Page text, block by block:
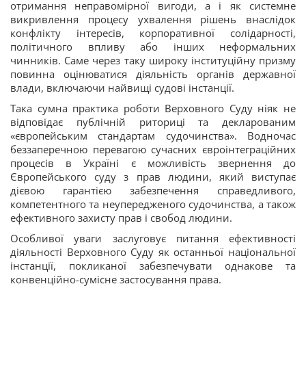
отримання неправомірної вигоди, а і як системне
викривлення процесу ухвалення рішень внаслідок
конфлікту інтересів, корпоративної солідарності,
політичного впливу або інших неформальних
чинників. Саме через таку широку інституційну призму
повинна оцінюватися діяльність органів державної
влади, включаючи найвищі судові інстанції.
Така сумна практика роботи Верховного Суду ніяк не
відповідає публічній риториці та декларованим
«європейським стандартам судочинства». Водночас
беззаперечною перевагою сучасних євроінтеграційних
процесів в Україні є можливість звернення до
Європейського суду з прав людини, який виступає
дієвою гарантією забезпечення справедливого,
компетентного та неупередженого судочинства, а також
ефективного захисту прав і свобод людини.
Особливої уваги заслуговує питання ефективності
діяльності Верховного Суду як останньої національної
інстанції, покликаної забезпечувати однакове та
конвенційно-сумісне застосування права.